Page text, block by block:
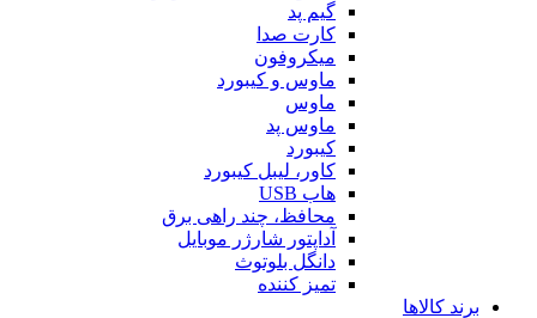
گیم پد
کارت صدا
میکروفون
ماوس و کیبورد
ماوس
ماوس پد
کیبورد
کاور، لیبل کیبورد
هاب USB
محافظ، چند راهی برق
آداپتور شارژر موبایل
دانگل بلوتوث
تمیز کننده
برند کالاها